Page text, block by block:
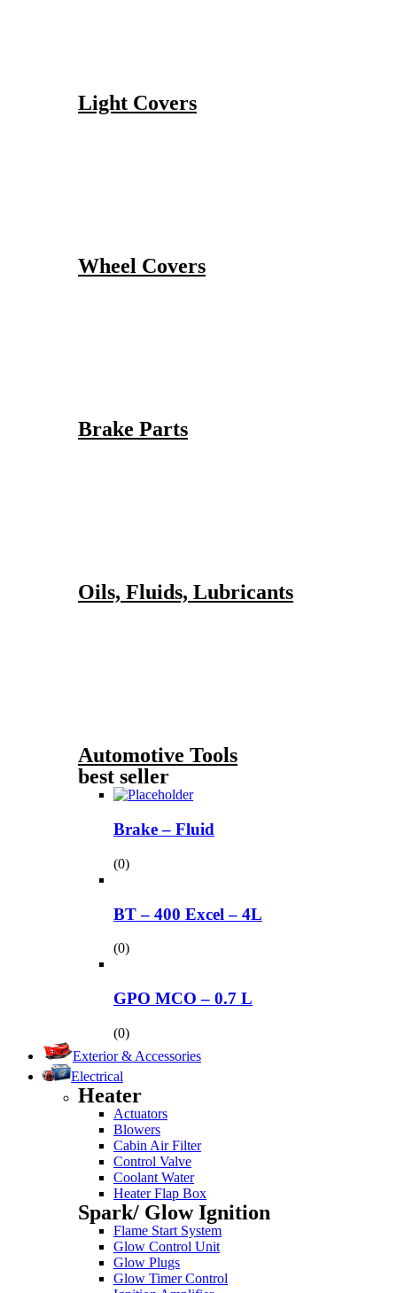
Light Covers
Wheel Covers
Brake Parts
Oils, Fluids, Lubricants
Automotive Tools
best seller
Brake – Fluid
(0)
BT – 400 Excel – 4L
(0)
GPO MCO – 0.7 L
(0)
Exterior & Accessories
Electrical
Heater
Actuators
Blowers
Cabin Air Filter
Control Valve
Coolant Water
Heater Flap Box
Spark/ Glow Ignition
Flame Start System
Glow Control Unit
Glow Plugs
Glow Timer Control